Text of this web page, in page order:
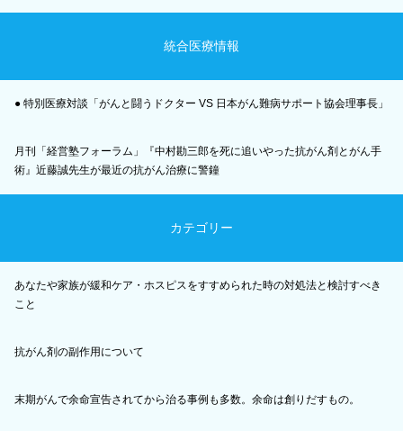
統合医療情報
● 特別医療対談「がんと闘うドクター VS 日本がん難病サポート協会理事長」
月刊「経営塾フォーラム」『中村勘三郎を死に追いやった抗がん剤とがん手
術』近藤誠先生が最近の抗がん治療に警鐘
カテゴリー
あなたや家族が緩和ケア・ホスピスをすすめられた時の対処法と検討すべき
こと
抗がん剤の副作用について
末期がんで余命宣告されてから治る事例も多数。余命は創りだすもの。